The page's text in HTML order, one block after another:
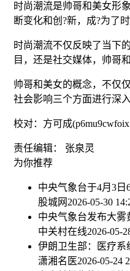
时尚潮流是帅哥和美女形
断变化和创?新，成?为了
时尚潮流不仅反映了当下
目，还是社交媒体，帅哥
帅哥和美女的概念，不仅
社会影响三个方面进行深入
校对：方可成
责任编辑： 张泉灵
为你推荐
中央气象台于4月3
股城网 2026-05-30
中央气象台发布大雾
中关村在线2026-05-
伊朗卫生部：医疗系
潇湘名医2026-05-24